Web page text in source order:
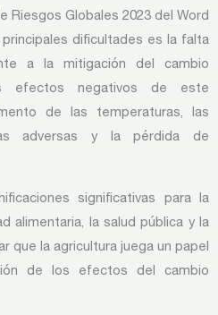
Riesgos Globales 2023 del Word
principales dificultades es la falta
a la mitigación del cambio
efectos negativos de este
de las temperaturas, las
adversas y la pérdida de
significativas para la
alimentaria, la salud pública y la
que la agricultura juega un papel
de los efectos del cambio